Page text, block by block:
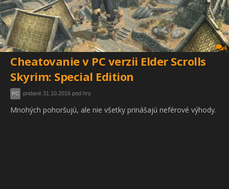
6
Cheatovanie v PC verzii Elder Scrolls
Skyrim: Special Edition
PC pridané 31.10.2016 pod hry
Mnohých pohoršujú, ale nie všetky prinášajú neférové výhody.